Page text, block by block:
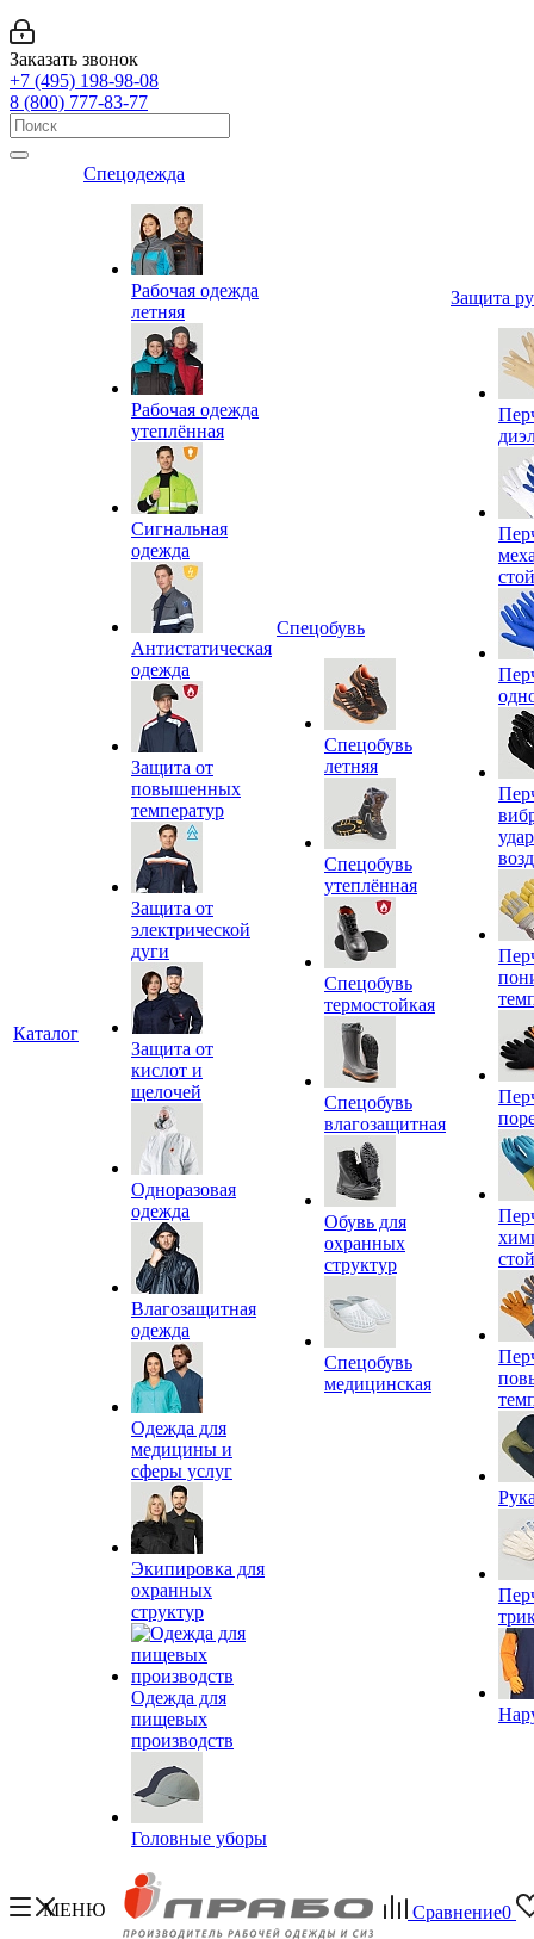
Заказать звонок
+7 (495) 198-98-08
8 (800) 777-83-77
Каталог
Спецодежда
Рабочая одежда
летняя
Рабочая одежда
утеплённая
Сигнальная
одежда
Антистатическая
одежда
Защита от
повышенных
температур
Защита от
электрической
дуги
Защита от
кислот и
щелочей
Одноразовая
одежда
Влагозащитная
одежда
Одежда для
медицины и
сферы услуг
Экипировка для
охранных
структур
Одежда для
пищевых
производств
Головные уборы
Спецобувь
Спецобувь
летняя
Спецобувь
утеплённая
Спецобувь
термостойкая
Спецобувь
влагозащитная
Обувь для
охранных
структур
Спецобувь
медицинская
Защита
МЕНЮ Сравнение0